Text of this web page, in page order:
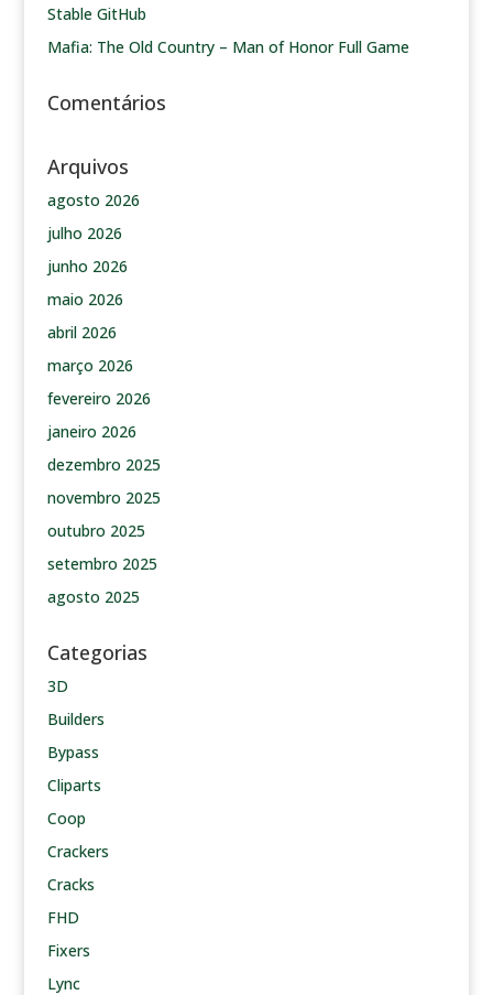
Stable GitHub
Mafia: The Old Country – Man of Honor Full Game
Comentários
Arquivos
agosto 2026
julho 2026
junho 2026
maio 2026
abril 2026
março 2026
fevereiro 2026
janeiro 2026
dezembro 2025
novembro 2025
outubro 2025
setembro 2025
agosto 2025
Categorias
3D
Builders
Bypass
Cliparts
Coop
Crackers
Cracks
FHD
Fixers
Lync